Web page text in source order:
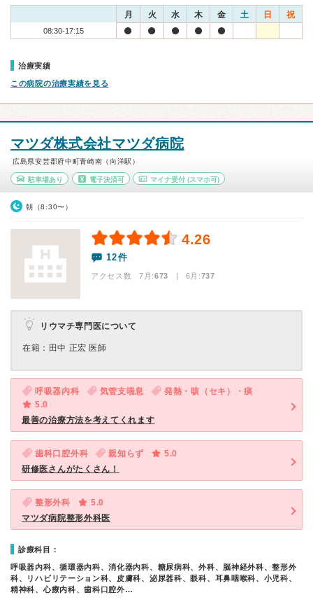
月 火 水 木 金 土 日 祝
08:30-17:15
治療実績
この病院の治療実績を見る
マツダ株式会社マツダ病院
広島県安芸郡府中町青崎南（向洋駅）
駐車場あり 電子決済可 マイナ受付 (スマホ可)
朝（8:30〜）
4.26
12件
アクセス数 7月:673 | 6月:737
リウマチ専門医について
在籍：田中 正宏 医師
呼吸器内科 気管支喘息
発熱・咳（セキ）・痰
5.0
最善の治療方法を考えてくれます
歯科口腔外科 親知らず
5.0
研修医さんがたくさん！
整形外科
5.0
マツダ病院整形外科医
診療科目：
呼吸器内科、循環器内科、消化器内科、糖尿病科、外科、脳神経外科、整形外
科、リハビリテーション科、皮膚科、泌尿器科、眼科、耳鼻咽喉科、小児科、
精神科、心療内科、歯科口腔外…